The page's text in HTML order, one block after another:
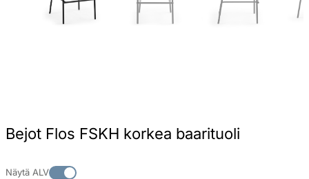
Bejot Flos FSKH korkea baarituoli
Näytä ALV